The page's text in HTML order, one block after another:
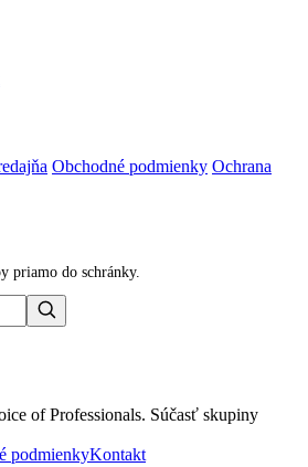
Obchodné podmienky Ochrana
priamo do schránky.
of Professionals. Súčasť skupiny
podmienkyKontakt